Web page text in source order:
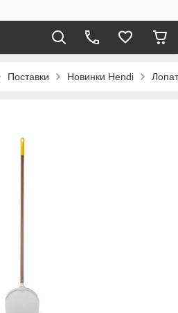
Поставки Новинки Hendi